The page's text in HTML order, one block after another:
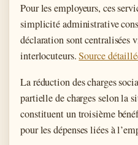
Pour les employeurs, ces
simplicité administrative
déclaration sont centralisées
interlocuteurs.Source
La réduction des charges
partielle de charges selon la
constituent un troisième
pour les dépenses liées à